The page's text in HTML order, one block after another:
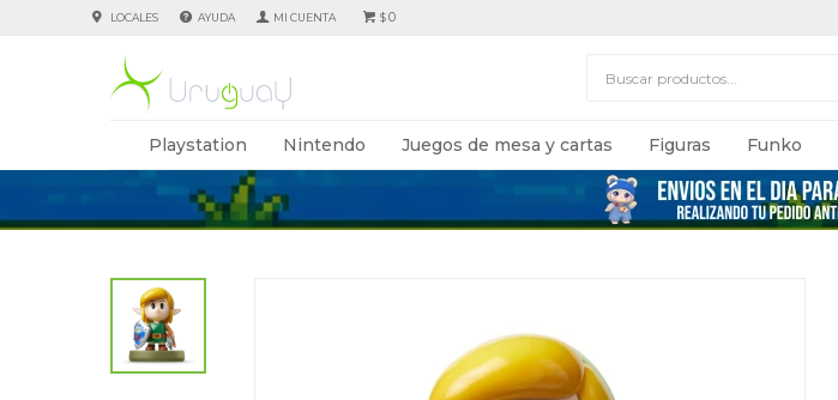
Playstation Nintendo Juegos de mesa y cartas Figuras Funko
$0
LOCALES AYUDA